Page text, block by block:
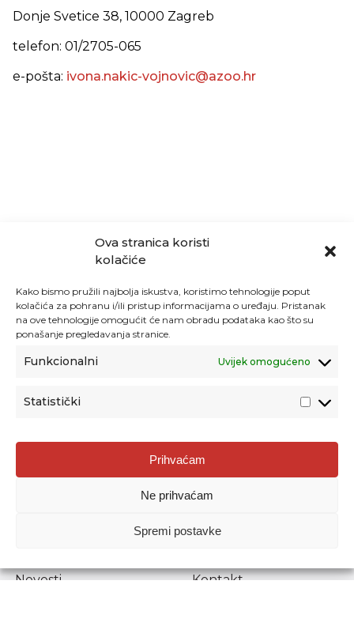
Ova stranica koristi
kolačiće
Kako bismo pružili najbolja iskustva, koristimo tehnologije poput
kolačića za pohranu i/ili pristup informacijama o uređaju. Pristanak
na ove tehnologije omogućit će nam obradu podataka kao što su
ponašanje pregledavanja stranice.
Funkcionalni Uvijek omogućeno
Statistički
Prihvaćam
Ne prihvaćam
Spremi postavke
Donje Svetice 38, 10000 Zagreb
telefon: 01/2705-065
e-pošta: ivona.nakic-vojnovic@azoo.hr
Agencija za odgoj i obrazovanje
Donje Svetice 38, 10000 Zagreb
1778129
Prenošenje sadržaja dopušteno je uz navođenje izvora.
Novosti
Kontakt